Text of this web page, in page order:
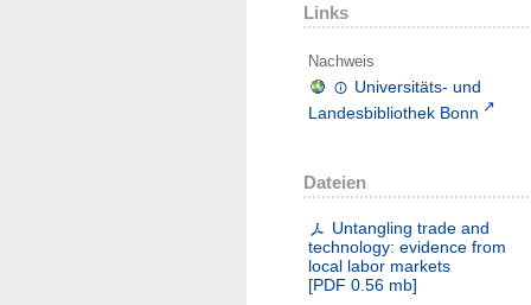
Links
Nachweis
Universitäts- und
Landesbibliothek Bonn
Dateien
Untangling trade and
technology: evidence from
local labor markets
[PDF 0.56 mb]